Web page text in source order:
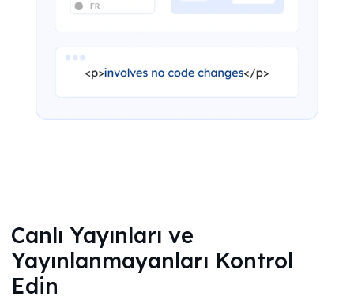
Canlı Yayınları ve
Yayınlanmayanları Kontrol
Edin